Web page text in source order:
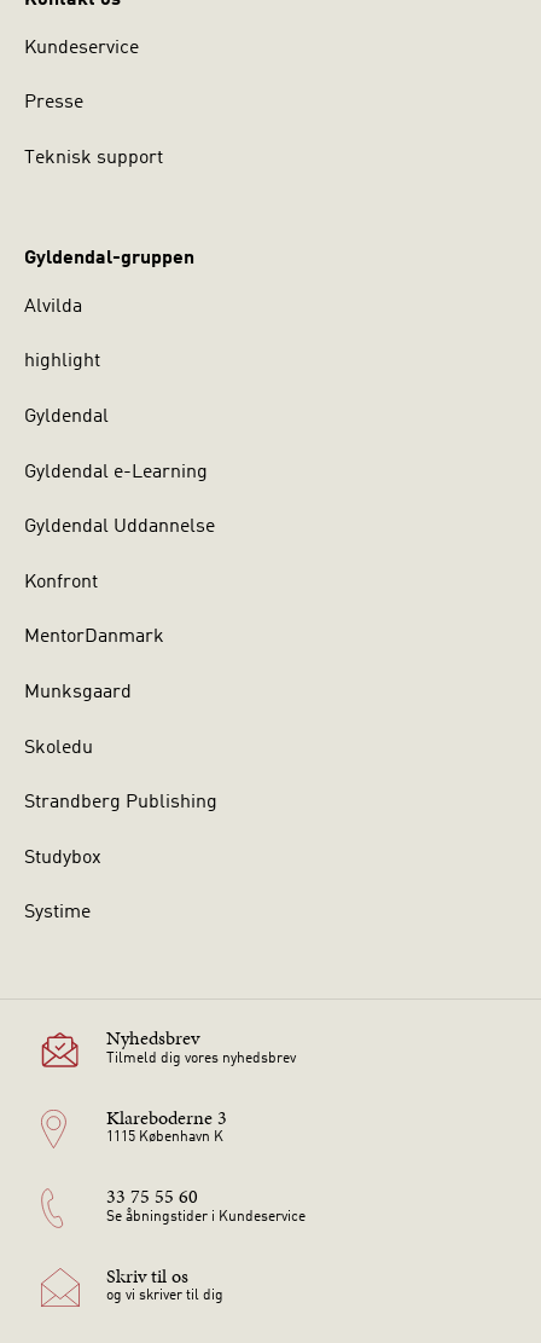
Kundeservice
Presse
Teknisk support
Gyldendal-gruppen
Alvilda
highlight
Gyldendal
Gyldendal e-Learning
Gyldendal Uddannelse
Konfront
MentorDanmark
Munksgaard
Skoledu
Strandberg Publishing
Studybox
Systime
Nyhedsbrev
Tilmeld dig vores nyhedsbrev
Klareboderne 3
1115 København K
33 75 55 60
Se åbningstider i Kundeservice
Skriv til os
og vi skriver til dig